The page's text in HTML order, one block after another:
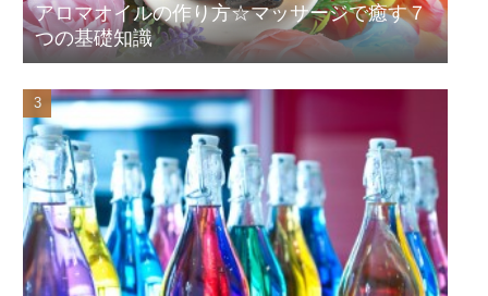
アロマオイルの作り方☆マッサージで癒す７
つの基礎知識